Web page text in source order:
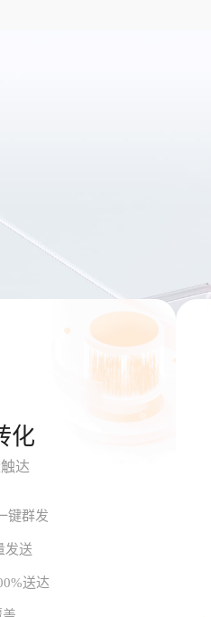
化
达
键群发
发送
送达